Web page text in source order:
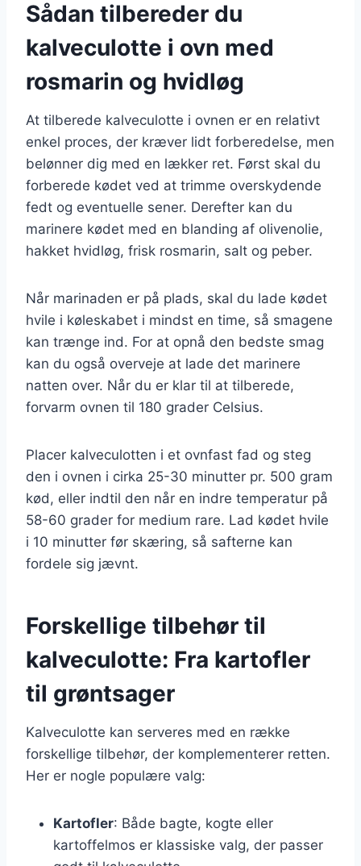
Sådan tilbereder du
kalveculotte i ovn med
rosmarin og hvidløg
At tilberede kalveculotte i ovnen er en relativt
enkel proces, der kræver lidt forberedelse, men
belønner dig med en lækker ret. Først skal du
forberede kødet ved at trimme overskydende
fedt og eventuelle sener. Derefter kan du
marinere kødet med en blanding af olivenolie,
hakket hvidløg, frisk rosmarin, salt og peber.
Når marinaden er på plads, skal du lade kødet
hvile i køleskabet i mindst en time, så smagene
kan trænge ind. For at opnå den bedste smag
kan du også overveje at lade det marinere
natten over. Når du er klar til at tilberede,
forvarm ovnen til 180 grader Celsius.
Placer kalveculotten i et ovnfast fad og steg
den i ovnen i cirka 25-30 minutter pr. 500 gram
kød, eller indtil den når en indre temperatur på
58-60 grader for medium rare. Lad kødet hvile
i 10 minutter før skæring, så safterne kan
fordele sig jævnt.
Forskellige tilbehør til
kalveculotte: Fra kartofler
til grøntsager
Kalveculotte kan serveres med en række
forskellige tilbehør, der komplementerer retten.
Her er nogle populære valg:
Kartofler: Både bagte, kogte eller
kartoffelmos er klassiske valg, der passer